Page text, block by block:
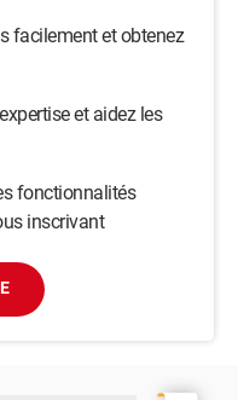
facilement et obtenez
et aidez les
fonctionnalités
inscrivant